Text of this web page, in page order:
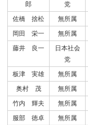
郎
党
佐橋 捨松 無所属
岡田 栄一
無所属
藤井 良一
日本社会
党
板津 実雄 無所属
奥村 茂
無所属
竹内 輝夫
無所属
服部 徳卓
無所属